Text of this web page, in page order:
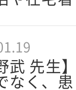
武 先生
なく、